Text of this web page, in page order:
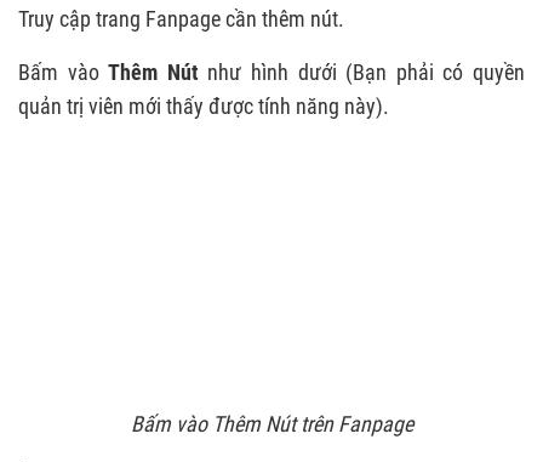
Truy cập trang Fanpage cần thêm nút.
Bấm vàoThêm Nút như hình dưới (Bạn phải có quyền
quản trị viên mới thấy được tính năng này).
Bấm vào Thêm Nút trên Fanpage